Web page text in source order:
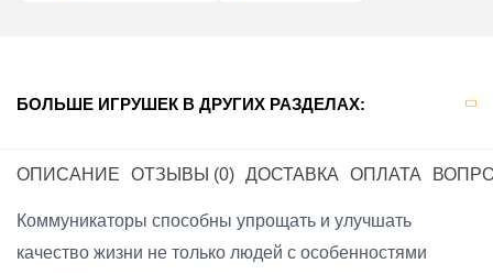
БОЛЬШЕ ИГРУШЕК В ДРУГИХ РАЗДЕЛАХ:
ОПИСАНИЕ ОТЗЫВЫ (0) ДОСТАВКА ОПЛАТА
Коммуникаторы способны упрощать и улучшать
качество жизни не только людей с особенностями